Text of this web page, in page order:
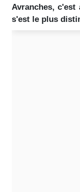
Avranches,
s'est le plus